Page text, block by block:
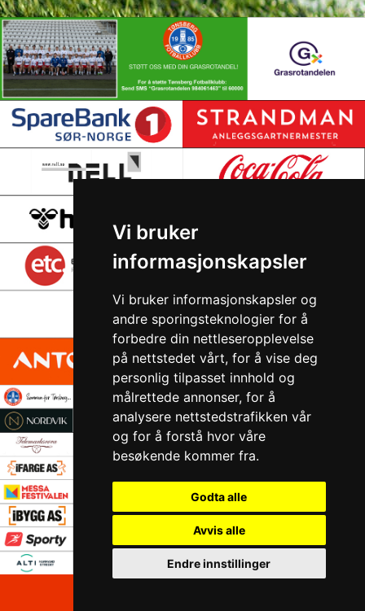
Vi bruker
informasjonskapsler
Vi bruker informasjonskapsler og
andre sporingsteknologier for å
forbedre din nettleseropplevelse
på nettstedet vårt, for å vise deg
personlig tilpasset innhold og
målrettede annonser, for å
analysere nettstedstrafikken vår
og for å forstå hvor våre
besøkende kommer fra.
Godta alle
Avvis alle
Endre innstillinger